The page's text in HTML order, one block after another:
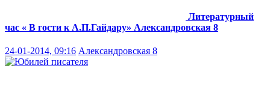
Литературный
час « В гости к А.П.Гайдару» Александровская 8
24-01-2014, 09:16 Александровская 8